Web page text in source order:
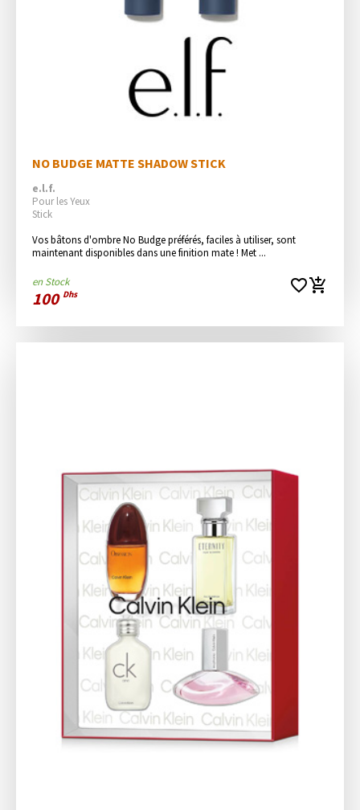
NO BUDGE MATTE SHADOW STICK
e.l.f.
Pour les Yeux
Stick
Vos bâtons d'ombre No Budge préférés, faciles à utiliser, sont
maintenant disponibles dans une finition mate ! Met ...
en Stock
100 Dhs favorite_borderadd_shopping_cart